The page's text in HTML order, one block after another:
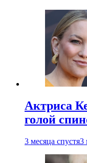
Актриса
голой
3 месяца спустя3